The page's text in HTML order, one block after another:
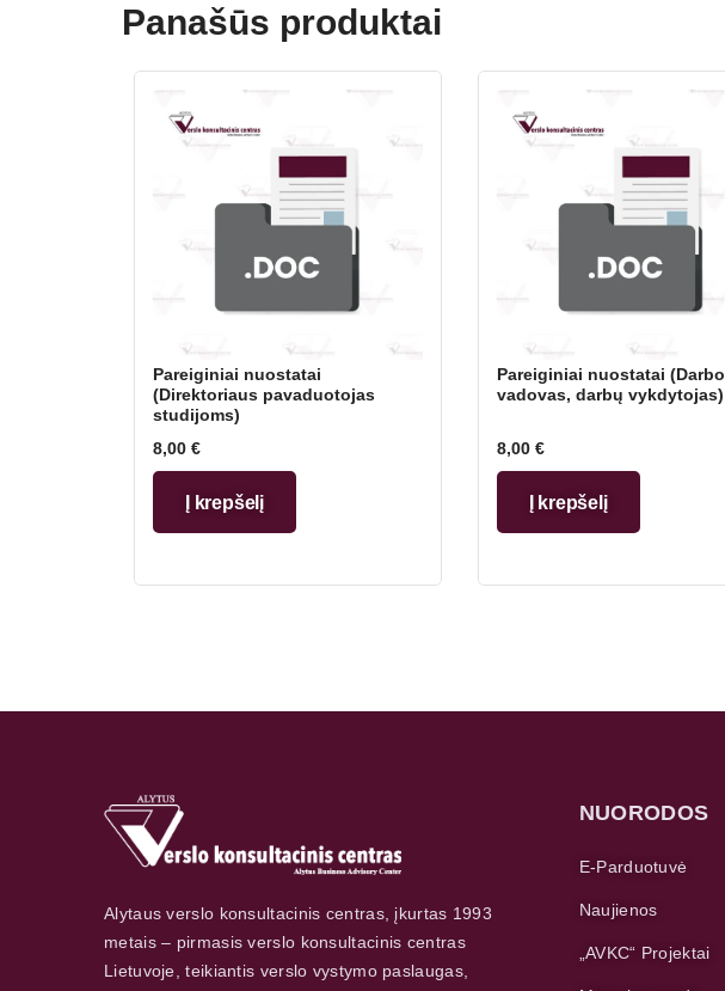
Panašūs produktai
Pareiginiai nuostatai
(Direktoriaus pavaduotojas
studijoms)
8,00 €
Į krepšelį
Pareiginiai nuostatai (Darbo
vadovas, darbų vykdytojas)
8,00 €
Į krepšelį
Alytaus verslo konsultacinis centras, įkurtas 1993
metais – pirmasis verslo konsultacinis centras
Lietuvoje, teikiantis verslo vystymo paslaugas,
NUORODOS
E-Parduotuvė
Naujienos
„AVKC“ Projektai